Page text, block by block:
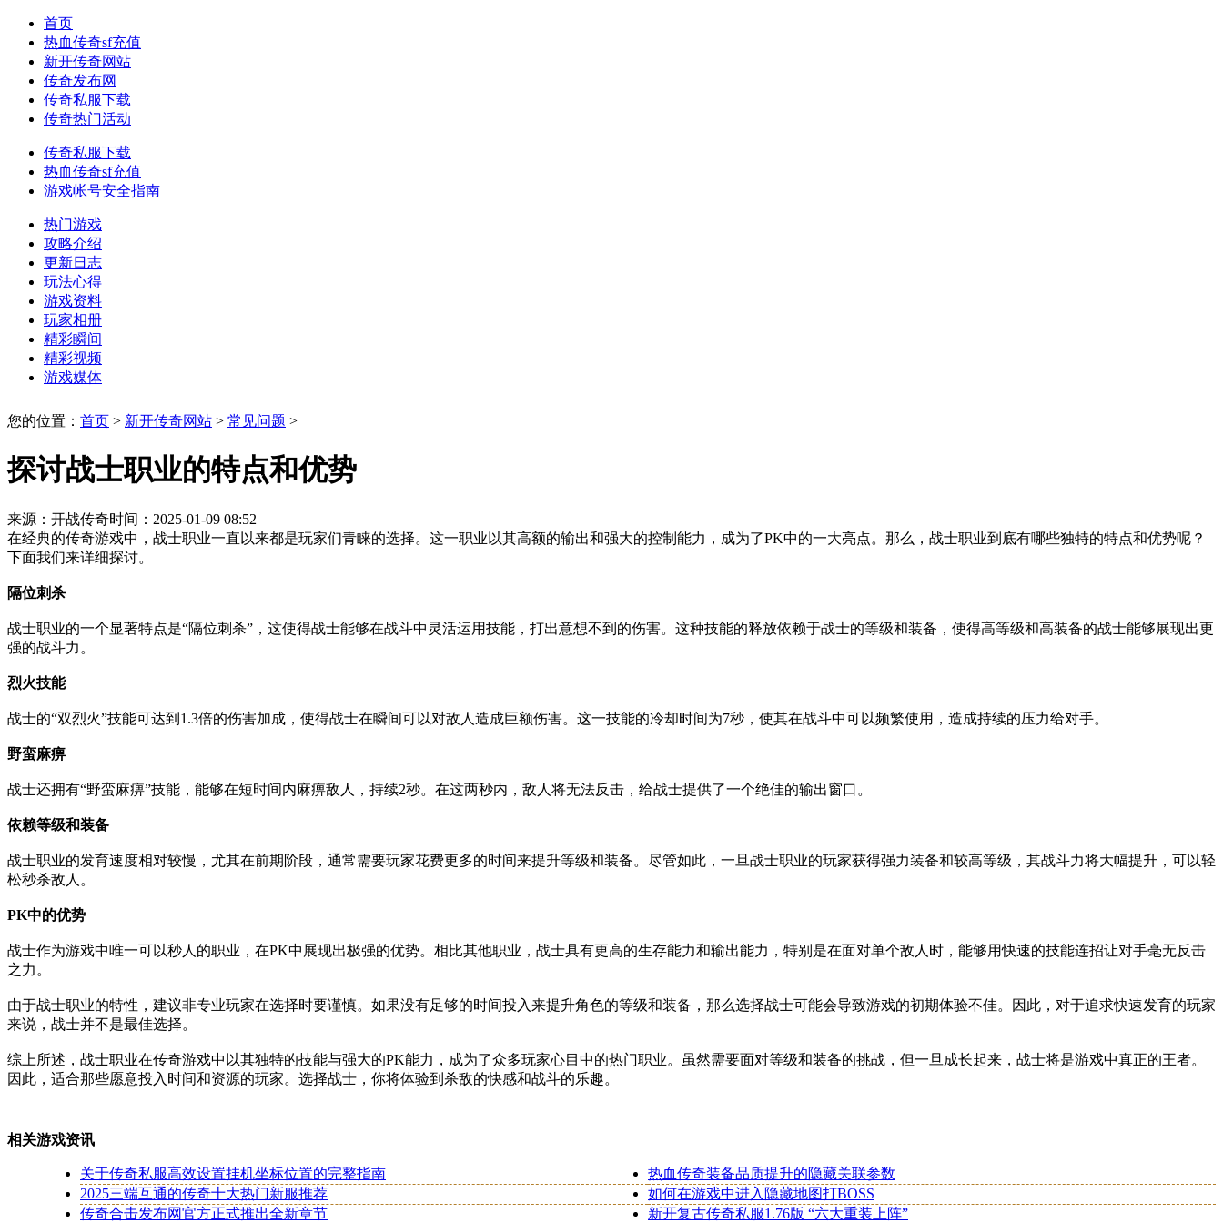
首页
热血传奇sf充值
新开传奇网站
传奇发布网
传奇私服下载
传奇热门活动
传奇私服下载
热血传奇sf充值
游戏帐号安全指南
热门游戏
攻略介绍
更新日志
玩法心得
游戏资料
玩家相册
精彩瞬间
精彩视频
游戏媒体
您的位置： 首页 > 新开传奇网站 > 常见问题 >
探讨战士职业的特点和优势
来源：开战传奇时间：2025-01-09 08:52
在经典的传奇游戏中，战士职业一直以来都是玩家们青睐的选择。这一职业以其高额的输出和强大的控制能力，成为了PK中的一大亮点。那么，战士职业到底有哪些独特的特点和优势呢？
下面我们来详细探讨。
隔位刺杀
战士职业的一个显著特点是“隔位刺杀”，这使得战士能够在战斗中灵活运用技能，打出意想不到的伤害。这种技能的释放依赖于战士的等级和装备，使得高等级和高装备的战士能够展现出更
强的战斗力。
烈火技能
战士的“双烈火”技能可达到1.3倍的伤害加成，使得战士在瞬间可以对敌人造成巨额伤害。这一技能的冷却时间为7秒，使其在战斗中可以频繁使用，造成持续的压力给对手。
野蛮麻痹
战士还拥有“野蛮麻痹”技能，能够在短时间内麻痹敌人，持续2秒。在这两秒内，敌人将无法反击，给战士提供了一个绝佳的输出窗口。
依赖等级和装备
战士职业的发育速度相对较慢，尤其在前期阶段，通常需要玩家花费更多的时间来提升等级和装备。尽管如此，一旦战士职业的玩家获得强力装备和较高等级，其战斗力将大幅提升，可以轻
松秒杀敌人。
PK中的优势
战士作为游戏中唯一可以秒人的职业，在PK中展现出极强的优势。相比其他职业，战士具有更高的生存能力和输出能力，特别是在面对单个敌人时，能够用快速的技能连招让对手毫无反击
之力。
由于战士职业的特性，建议非专业玩家在选择时要谨慎。如果没有足够的时间投入来提升角色的等级和装备，那么选择战士可能会导致游戏的初期体验不佳。因此，对于追求快速发育的玩家
来说，战士并不是最佳选择。
综上所述，战士职业在传奇游戏中以其独特的技能与强大的PK能力，成为了众多玩家心目中的热门职业。虽然需要面对等级和装备的挑战，但一旦成长起来，战士将是游戏中真正的王者。
因此，适合那些愿意投入时间和资源的玩家。选择战士，你将体验到杀敌的快感和战斗的乐趣。
相关游戏资讯
关于传奇私服高效设置挂机坐标位置的完整指南
热血传奇装备品质提升的隐藏关联参数
2025三端互通的传奇十大热门新服推荐
如何在游戏中进入隐藏地图打BOSS
传奇合击发布网官方正式推出全新章节
新开复古传奇私服1.76版 “六大重装上阵”